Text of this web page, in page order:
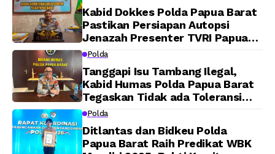
Kabid Dokkes Polda Papua Barat
Pastikan Persiapan Autopsi
Jenazah Presenter TVRI Papua
Barat Yanto Idorway Telah
Dijadwalkan Kamis
Polda
Tanggapi Isu Tambang Ilegal,
Kabid Humas Polda Papua Barat
Tegaskan Tidak ada Toleransi
bagi Oknum Anggota
Polda
Ditlantas dan Bidkeu Polda
Papua Barat Raih Predikat WBK